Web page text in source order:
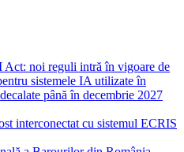
noi reguli intră în vigoare de
sistemele IA utilizate în
până în decembrie 2027
interconectat cu sistemul ECRIS